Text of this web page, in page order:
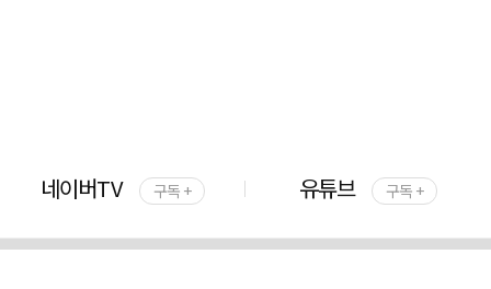
네이버TV 구독 + 유튜브 구독 +